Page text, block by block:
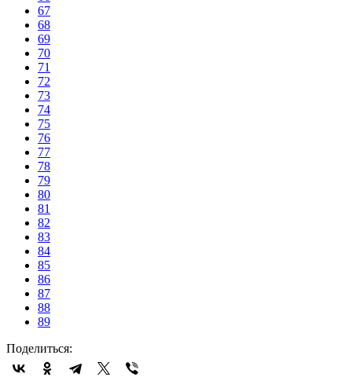
67
68
69
70
71
72
73
74
75
76
77
78
79
80
81
82
83
84
85
86
87
88
89
Поделиться: